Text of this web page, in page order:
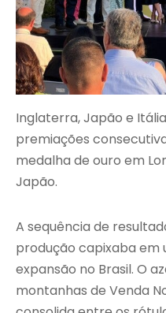
Inglaterra, Japão e
premiações
medalha de ouro em
Japão.
A sequência de
produção capixaba em
expansão no Brasil. O
montanhas de Venda